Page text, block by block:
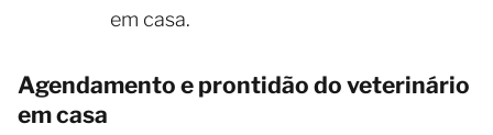
em casa.
Agendamento e prontidão do veterinário
em casa